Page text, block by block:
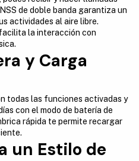
de doble banda garantiza un
actividades al aire libre.
la interacción con
y Carga
todas las funciones activadas y
con el modo de batería de
rápida te permite recargar
un Estilo de